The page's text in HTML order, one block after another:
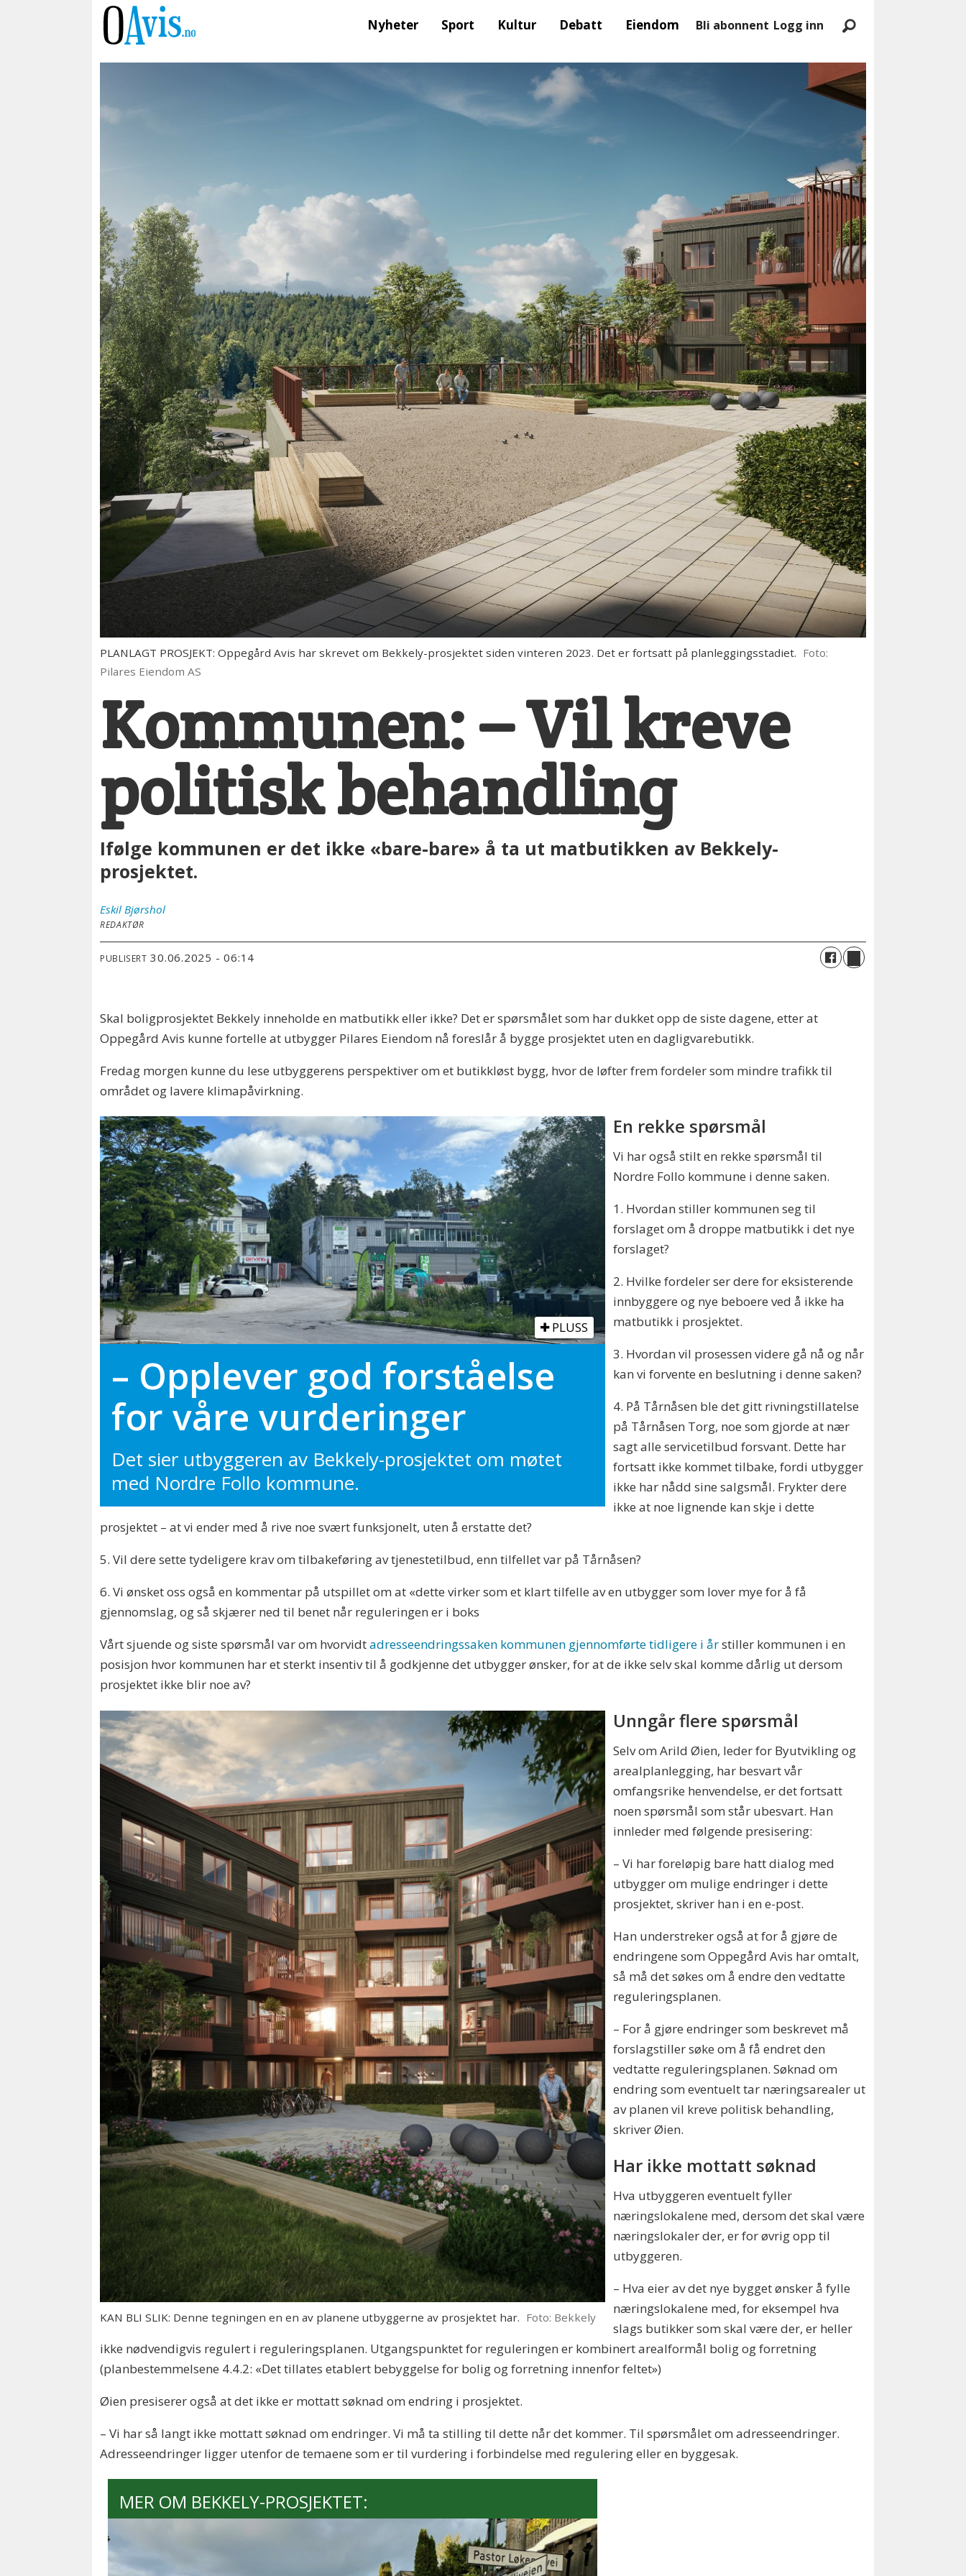
Nyheter Sport Kultur Debatt Eiendom Bli abonnent Logg inn
PLANLAGT PROSJEKT: Oppegård Avis har skrevet om Bekkely-prosjektet siden vinteren 2023. Det er fortsatt på planleggingsstadiet. Foto:
Pilares Eiendom AS
Kommunen: – Vil kreve
politisk behandling
Ifølge kommunen er det ikke «bare-bare» å ta ut matbutikken av Bekkely-
prosjektet.
Eskil Bjørshol
REDAKTØR
PUBLISERT 30.06.2025 - 06:14
Skal boligprosjektet Bekkely inneholde en matbutikk eller ikke? Det er spørsmålet som har dukket opp de siste dagene, etter at
Oppegård Avis kunne fortelle at utbygger Pilares Eiendom nå foreslår å bygge prosjektet uten en dagligvarebutikk.
Fredag morgen kunne du lese utbyggerens perspektiver om et butikkløst bygg, hvor de løfter frem fordeler som mindre trafikk til
området og lavere klimapåvirkning.
PLUSS
– Opplever god forståelse
for våre vurderinger
Det sier utbyggeren av Bekkely-prosjektet om møtet
med Nordre Follo kommune.
En rekke spørsmål
Vi har også stilt en rekke spørsmål til
Nordre Follo kommune i denne saken.
1. Hvordan stiller kommunen seg til
forslaget om å droppe matbutikk i det nye
forslaget?
2. Hvilke fordeler ser dere for eksisterende
innbyggere og nye beboere ved å ikke ha
matbutikk i prosjektet.
3. Hvordan vil prosessen videre gå nå og når
kan vi forvente en beslutning i denne saken?
4. På Tårnåsen ble det gitt rivningstillatelse
på Tårnåsen Torg, noe som gjorde at nær
sagt alle servicetilbud forsvant. Dette har
fortsatt ikke kommet tilbake, fordi utbygger
ikke har nådd sine salgsmål. Frykter dere
ikke at noe lignende kan skje i dette
prosjektet – at vi ender med å rive noe svært funksjonelt, uten å erstatte det?
5. Vil dere sette tydeligere krav om tilbakeføring av tjenestetilbud, enn tilfellet var på Tårnåsen?
6. Vi ønsket oss også en kommentar på utspillet om at «dette virker som et klart tilfelle av en utbygger som lover mye for å få
gjennomslag, og så skjærer ned til benet når reguleringen er i boks
Vårt sjuende og siste spørsmål var om hvorvidtadresseendringssaken kommunen gjennomførte tidligere i årstiller kommunen i en
posisjon hvor kommunen har et sterkt insentiv til å godkjenne det utbygger ønsker, for at de ikke selv skal komme dårlig ut dersom
prosjektet ikke blir noe av?
KAN BLI SLIK: Denne tegningen en en av planene utbyggerne av prosjektet har. Foto: Bekkely
Unngår flere spørsmål
Selv om Arild Øien, leder for Byutvikling og
arealplanlegging, har besvart vår
omfangsrike henvendelse, er det fortsatt
noen spørsmål som står ubesvart. Han
innleder med følgende presisering:
– Vi har foreløpig bare hatt dialog med
utbygger om mulige endringer i dette
prosjektet, skriver han i en e-post.
Han understreker også at for å gjøre de
endringene som Oppegård Avis har omtalt,
så må det søkes om å endre den vedtatte
reguleringsplanen.
– For å gjøre endringer som beskrevet må
forslagstiller søke om å få endret den
vedtatte reguleringsplanen. Søknad om
endring som eventuelt tar næringsarealer ut
av planen vil kreve politisk behandling,
skriver Øien.
Har ikke mottatt søknad
Hva utbyggeren eventuelt fyller
næringslokalene med, dersom det skal være
næringslokaler der, er for øvrig opp til
utbyggeren.
– Hva eier av det nye bygget ønsker å fylle
næringslokalene med, for eksempel hva
slags butikker som skal være der, er heller
ikke nødvendigvis regulert i reguleringsplanen. Utgangspunktet for reguleringen er kombinert arealformål bolig og forretning
(planbestemmelsene 4.4.2: «Det tillates etablert bebyggelse for bolig og forretning innenfor feltet»)
Øien presiserer også at det ikke er mottatt søknad om endring i prosjektet.
– Vi har så langt ikke mottatt søknad om endringer. Vi må ta stilling til dette når det kommer. Til spørsmålet om adresseendringer.
Adresseendringer ligger utenfor de temaene som er til vurdering i forbindelse med regulering eller en byggesak.
MER OM BEKKELY-PROSJEKTET: